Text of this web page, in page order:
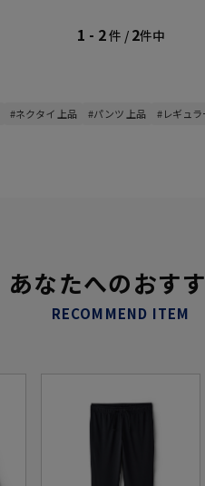
1 - 2件 / 2件中
#ネクタイ 上品 #パンツ 上品 #レギュラ
あなたへのおす
RECOMMEND ITEM